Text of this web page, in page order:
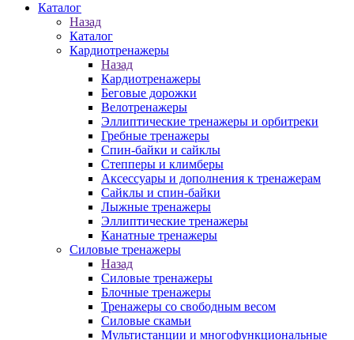
Каталог
Назад
Каталог
Кардиотренажеры
Назад
Кардиотренажеры
Беговые дорожки
Велотренажеры
Эллиптические тренажеры и орбитреки
Гребные тренажеры
Спин-байки и сайклы
Степперы и климберы
Аксессуары и дополнения к тренажерам
Сайклы и спин-байки
Лыжные тренажеры
Эллиптические тренажеры
Канатные тренажеры
Силовые тренажеры
Назад
Силовые тренажеры
Блочные тренажеры
Тренажеры со свободным весом
Силовые скамьи
Мультистанции и многофункциональные